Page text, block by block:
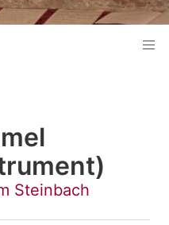
Steinbach